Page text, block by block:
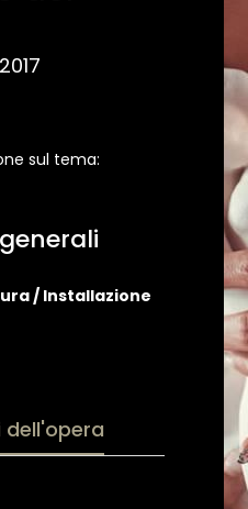
sul tema:
/ Installazione